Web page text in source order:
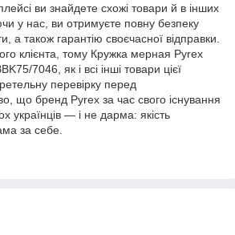
ви знайдете схожі товари й в інших
у нас, ви отримуєте повну безпеку
а також гарантію своєчасної відправки.
клієнта, тому Кружка мерная Pyrex
7046, як і всі інші товари цієї
перевірку перед
що бренд Pyrex за час свого існування
українців — і не дарма: якість
за себе.